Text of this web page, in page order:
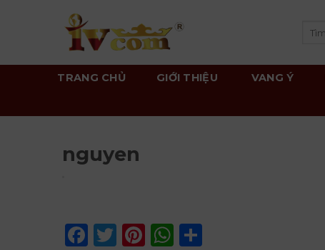
TRANG CHỦ GIỚI THIỆU VANG Ý
nguyen
Facebook
Twitter
Pinterest
WhatsApp